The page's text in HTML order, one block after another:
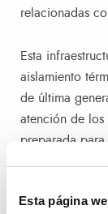
Esta página
relacionadas
Esta
aislamiento
de última
atención de los
preparada